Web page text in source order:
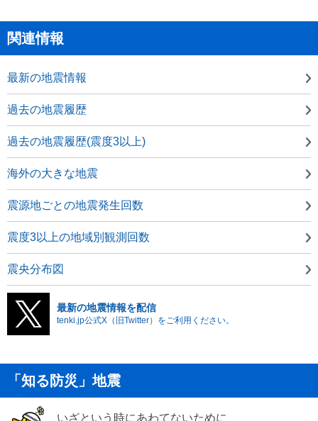
関連情報
最新の地震情報
過去の地震履歴
過去の地震履歴(震度3以上)
海外の大きな地震
震源地ごとの地震発生回数
震度3以上の地域別観測回数
震央分布図
最新の地震情報を配信
tenki.jp公式X（旧Twitter）をご利用ください。
「知る防災」地震
いざという時にあわてないために